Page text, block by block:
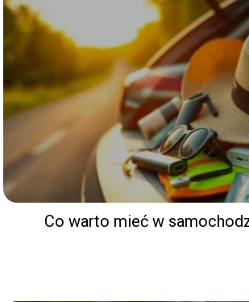
Co warto mieć w